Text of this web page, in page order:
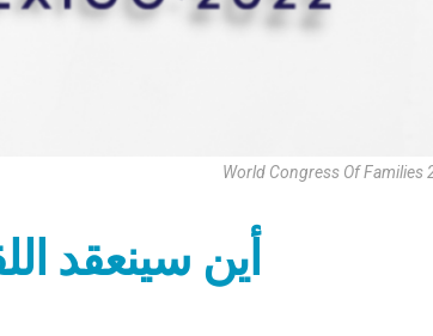
World Congress Of Families
أين سينعقد